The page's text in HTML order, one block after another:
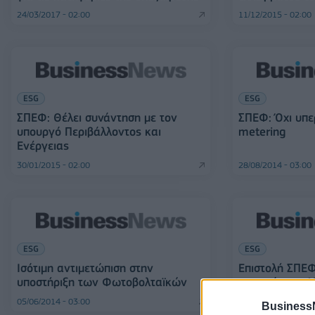
24/03/2017 - 02:00 11/12/2015 - 02:00
ESG
ΣΠΕΦ: Θέλει συνάντηση με τον
υπουργό Περιβάλλοντος και
Ενέργειας
30/01/2015 - 02:00
ESG
ΣΠΕΦ: Όχι
metering
28/08/2014 - 03:00
ESG
Ισότιμη αντιμετώπιση στην
υποστήριξη των Φωτοβολταϊκών
05/06/2014 - 03:00
ESG
Επιστολή
τους πόρους
20/05/2014 - 03:00